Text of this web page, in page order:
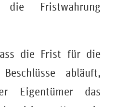
Fristwahrung
die Frist für die
abläuft,
Eigentümer das